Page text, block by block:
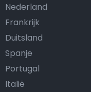
Nederland
Frankrijk
Duitsland
Spanje
Portugal
Italië